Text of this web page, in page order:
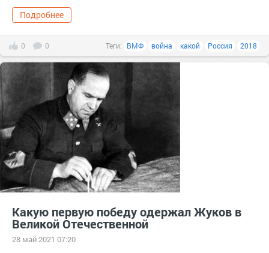
Подробнее
0 0 Теги: ВМФ война какой Россия 2018
Какую первую победу одержал Жуков в
Великой Отечественной
28 май 2021 07:20